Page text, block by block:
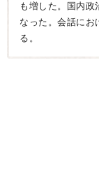
も増した。国内
なった。会話にお
る。